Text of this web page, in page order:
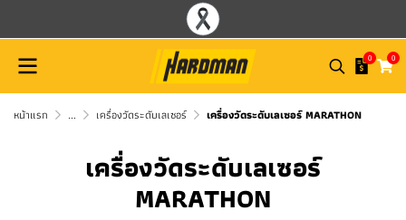
0 0
หน้าแรก ... เครื่องวัดระดับเลเซอร์ เครื่องวัดระดับเลเซอร์ MARATHON
เครื่องวัดระดับเลเซอร์
MARATHON